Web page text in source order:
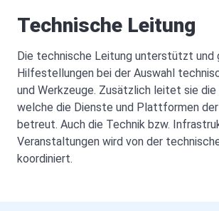
Technische Leitung
Die technische Leitung unterstützt und
Hilfestellungen bei der Auswahl
und Werkzeuge. Zusätzlich leitet sie die
welche die Dienste und Plattformen
betreut. Auch die Technik bzw.
Veranstaltungen wird von der
koordiniert.